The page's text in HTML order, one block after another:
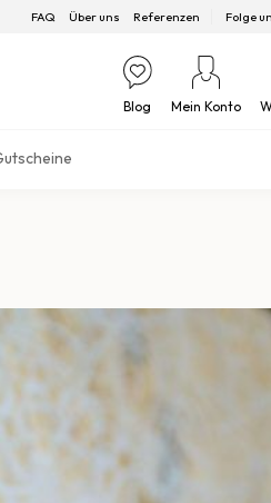
FAQ Über uns Referenzen Folge
Blog Mein Konto